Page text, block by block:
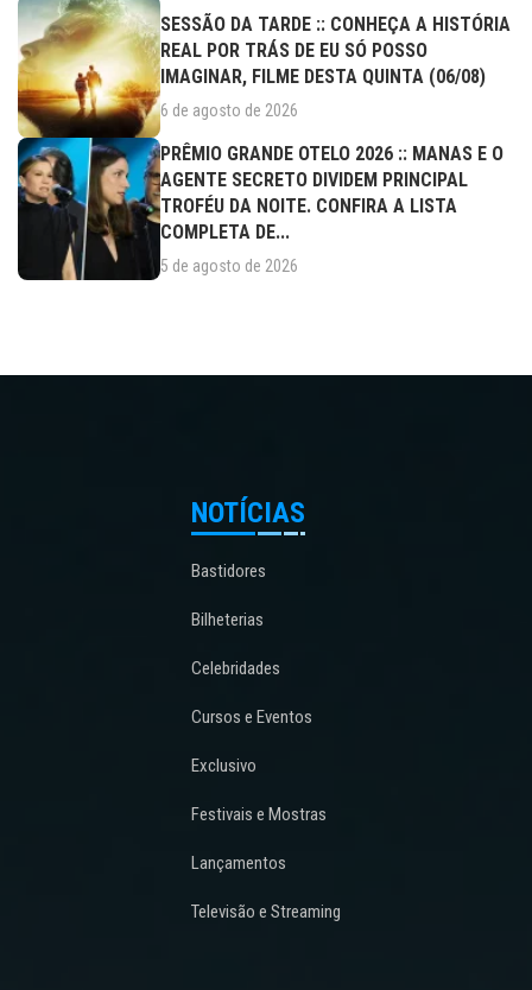
SESSÃO DA TARDE :: CONHEÇA A HISTÓRIA
REAL POR TRÁS DE EU SÓ POSSO
IMAGINAR, FILME DESTA QUINTA (06/08)
6 de agosto de 2026
PRÊMIO GRANDE OTELO 2026 :: MANAS E O
AGENTE SECRETO DIVIDEM PRINCIPAL
TROFÉU DA NOITE. CONFIRA A LISTA
COMPLETA DE...
5 de agosto de 2026
NOTÍCIAS
Bastidores
Bilheterias
Celebridades
Cursos e Eventos
Exclusivo
Festivais e Mostras
Lançamentos
Televisão e Streaming